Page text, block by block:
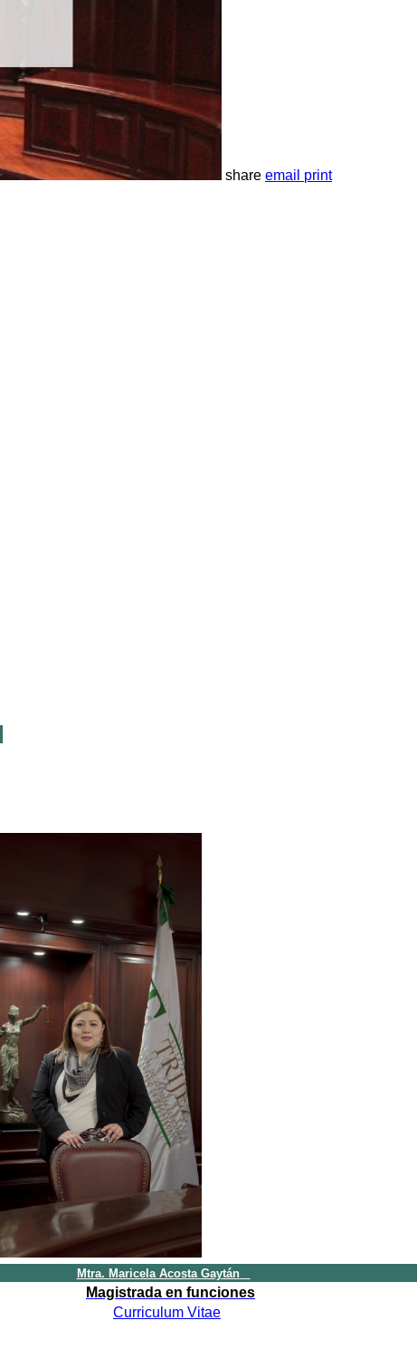
share email print
Mtra. Maricela Acosta Gaytán
Magistrada en funciones
Curriculum Vitae